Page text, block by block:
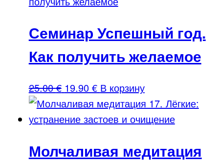
Семинар Успешный год.
Как получить желаемое
25.00€ Первоначальная
цена
составляла
19.90 €Текущая
цена:
19.90 €.
В корзину
Молчаливая медитация